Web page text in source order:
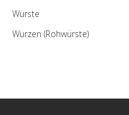
Würste
Wurzen (Rohwürste)